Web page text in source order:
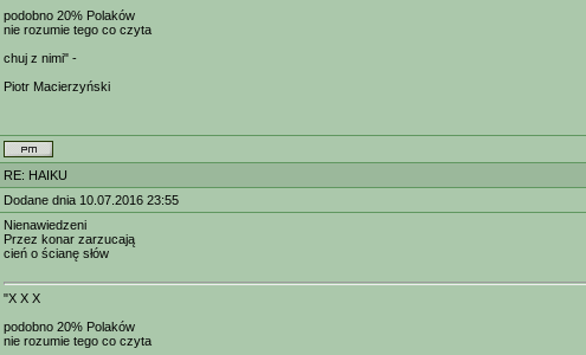
podobno 20% Polaków
nie rozumie tego co czyta
chuj z nimi" -
Piotr Macierzyński
RE: HAIKU
Dodane dnia 10.07.2016 23:55
Nienawiedzeni
Przez konar zarzucają
cień o ścianę słów
"X X X
podobno 20% Polaków
nie rozumie tego co czyta